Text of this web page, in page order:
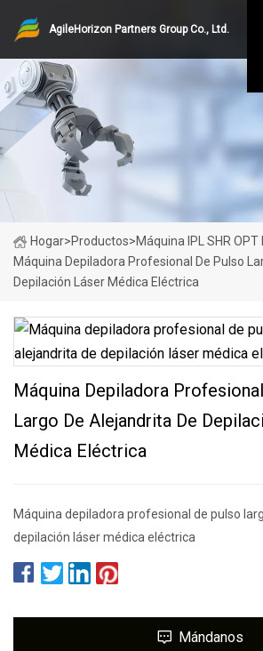
AgileHorizon Partners Group Co., Ltd.
Hogar>Productos>Máquina IPL SHR OPT
Máquina Depiladora Profesional De Pulso
Depilación Láser Médica Eléctrica
Máquina Depiladora
Largo De Alejandrita De
Médica Eléctrica
Máquina depiladora profesional de pulso
depilación láser médica eléctrica
Mándanos